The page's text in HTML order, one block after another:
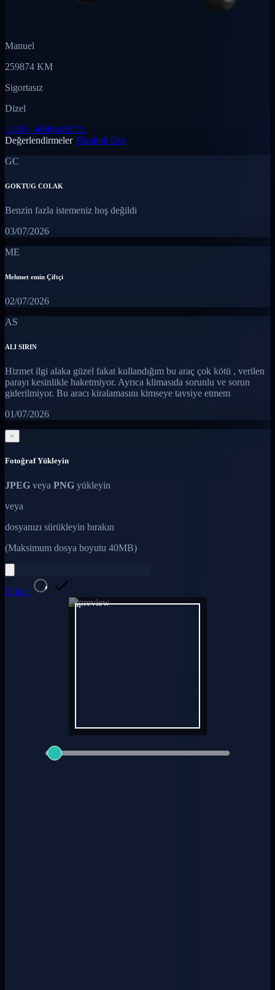
Manuel
259874 KM
Sigortasız
Dizel
13.00 - 46864.00 TL
Değerlendirmeler Tümünü Gör
GC
GOKTUG COLAK
Benzin fazla istemeniz hoş değildi
03/07/2026
ME
Mehmet emin Çiftçi
02/07/2026
AS
ALI SIRIN
Hizmet ilgi alaka güzel fakat kullandığım bu araç çok kötü , verilen
parayı kesinlikle haketmiyor. Ayrıca klimasıda sorunlu ve sorun
giderilmiyor. Bu aracı kiralamasını kimseye tavsiye etmem
01/07/2026
×
Fotoğraf Yükleyin
JPEG veya PNG yükleyin
veya
dosyanızı sürükleyin bırakın
(Maksimum dosya boyutu 40MB)
Yükle